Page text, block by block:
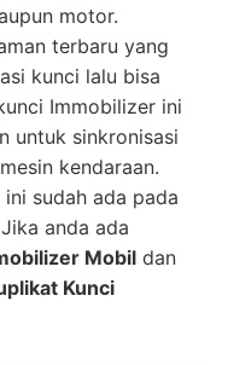
motor.
terbaru yang
kunci lalu bisa
Immobilizer ini
untuk sinkronisasi
kendaraan.
ini sudah ada pada
anda ada
Mobil dan
Kunci